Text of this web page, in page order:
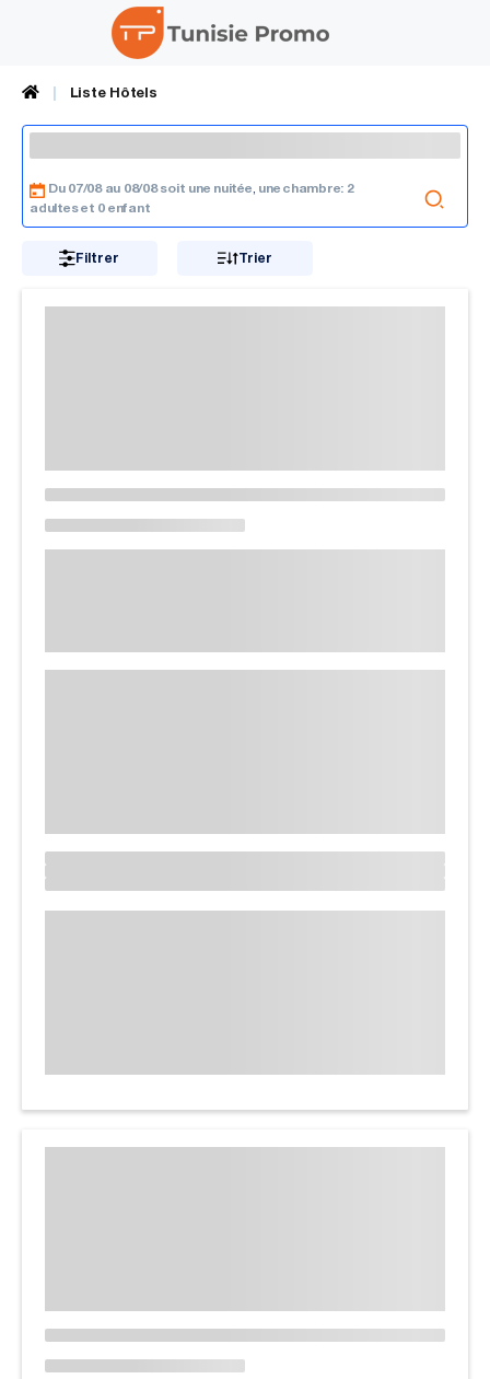
Liste Hôtels
Du 07/08 au 08/08 soit une nuitée une chambre: 2
adultes et 0 enfant
Filtrer Trier